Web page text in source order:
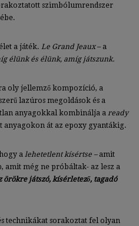
szimbólumrendszer
a játék. Le Grand Jeaux– a
élünk és élünk, amíg játszunk.
oly jellemző kompozíció, a
lazúros megoldások és a
anyagokkal kombinálja a ready
anyagokon át az epoxy gyantákig.
a lehetetlent kísértse –amit
amit még ne próbáltak- az lesz a
örökre játszó, kísérletező, tagadó
technikákat sorakoztat fel olyan